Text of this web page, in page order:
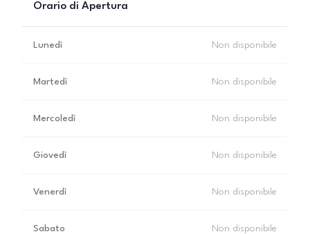
Orario di Apertura
Lunedì Non disponibile
Martedì Non disponibile
Mercoledì Non disponibile
Giovedì Non disponibile
Venerdì Non disponibile
Sabato Non disponibile